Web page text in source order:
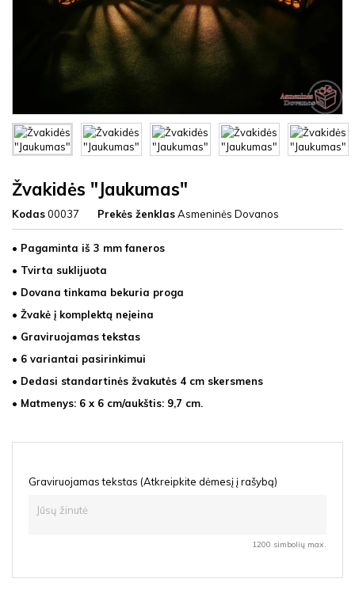
Žvakidės "Jaukumas"
Kodas00037 Prekės ženklasAsmeninės Dovanos
• Pagaminta iš 3 mm faneros
• Tvirta suklijuota
• Dovana tinkama bekuria proga
• Žvakė į komplektą neįeina
• Graviruojamas tekstas
• 6 variantai pasirinkimui
• Dedasi standartinės žvakutės 4 cm skersmens
• Matmenys: 6 x 6 cm/aukštis: 9,7 cm.
Graviruojamas tekstas (Atkreipkite dėmesį į rašybą)
1200 simbolių max.